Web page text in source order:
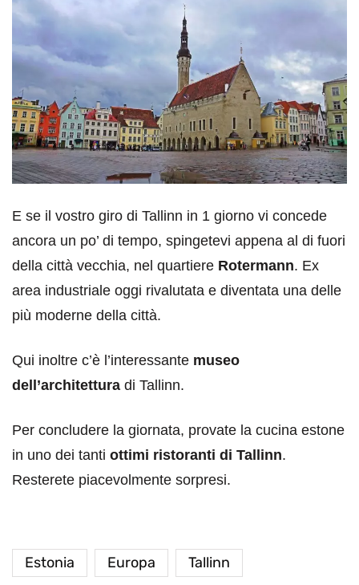
E se il vostro giro di Tallinn in 1 giorno vi concede
ancora un po’ di tempo, spingetevi appena al di fuori
della città vecchia, nel quartiere Rotermann. Ex
area industriale oggi rivalutata e diventata una delle
più moderne della città.
Qui inoltre c’è l’interessante museo
dell’architettura di Tallinn.
Per concludere la giornata, provate la cucina estone
in uno dei tanti ottimi ristoranti di Tallinn.
Resterete piacevolmente sorpresi.
Estonia Europa Tallinn